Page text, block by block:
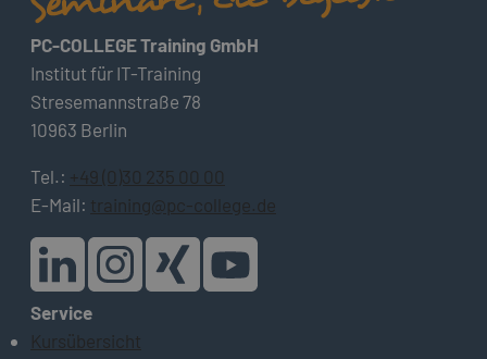
PC-COLLEGE Training GmbH
Institut für IT-Training
Stresemannstraße 78
10963 Berlin
Tel.: +49 (0)30 235 00 00
E-Mail: training@pc-college.de
Service
Kursübersicht